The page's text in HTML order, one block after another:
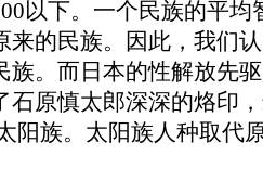
以下。一个民族的平
来的民族。因此，我们
族。而日本的性解放先
石原慎太郎深深的烙印
阳族。太阳族人种取代